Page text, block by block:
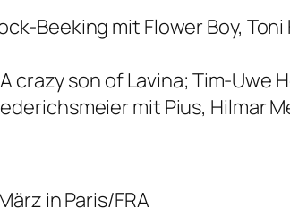
Beeking mit Flower Boy,
crazy son of Lavina; Tim-Uwe
mit Pius, Hilmar
in Paris/FRA